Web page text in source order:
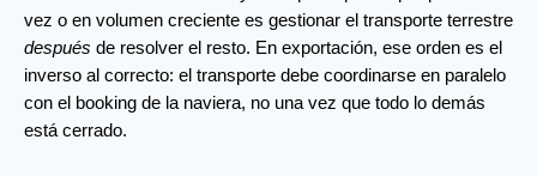
después de resolver el resto. En exportación, ese orden es el
inverso al correcto: el transporte debe coordinarse en paralelo
con el booking de la naviera, no una vez que todo lo demás
está cerrado.